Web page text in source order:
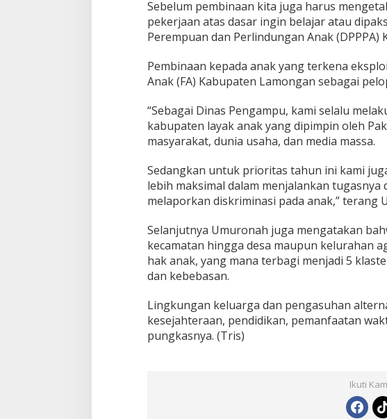
Sebelum pembinaan kita juga harus
pekerjaan atas dasar ingin belajar atau
Perempuan dan Perlindungan Anak
Pembinaan kepada anak yang terkena
Anak (FA) Kabupaten Lamongan sebagai
“Sebagai Dinas Pengampu, kami selalu
kabupaten layak anak yang dipimpin oleh
masyarakat, dunia usaha, dan media massa.
Sedangkan untuk prioritas tahun ini kami
lebih maksimal dalam menjalankan
melaporkan diskriminasi pada anak,” terang
Selanjutnya Umuronah juga mengatakan
kecamatan hingga desa maupun kelurahan
hak anak, yang mana terbagi menjadi 5
dan kebebasan.
Lingkungan keluarga dan pengasuhan
kesejahteraan, pendidikan, pemanfaatan
pungkasnya. (Tris)
Ikuti